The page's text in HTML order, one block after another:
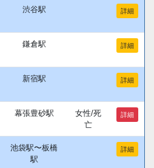
渋谷駅 詳細
鎌倉駅 詳細
新宿駅 詳細
幕張豊砂駅
女性/死
亡
詳細
池袋駅〜板橋
駅
詳細